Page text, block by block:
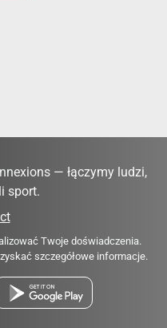
— łączymy ludzi,
sport.
Twoje doświadczenia.
szczegółowe informacje.